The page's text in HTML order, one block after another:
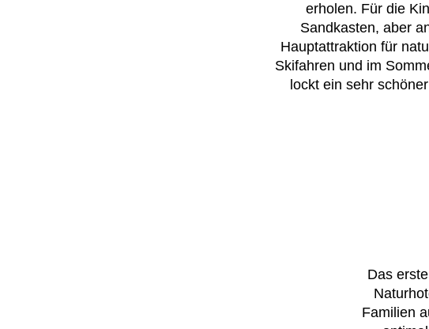
erholen. Für die
Sandkasten, aber
Hauptattraktion für
Skifahren und im
lockt ein sehr
Das
Familien